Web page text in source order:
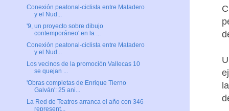
Conexión peatonal-ciclista entre Matadero
y el Nud...
'9, un proyecto sobre dibujo
contemporáneo' en la ...
Conexión peatonal-ciclista entre Matadero
y el Nud...
Los vecinos de la promoción Vallecas 10
se quejan ...
'Obras completas de Enrique Tierno
Galván': 25 ani...
La Red de Teatros arranca el año con 346
represent...